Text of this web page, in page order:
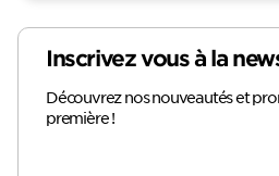
Inscrivez vous à la
Découvrez nos nouveautés et
première !